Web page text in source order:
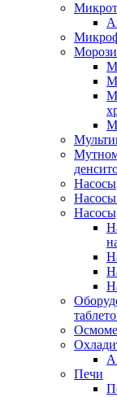
Насосы
Насосы
Печи